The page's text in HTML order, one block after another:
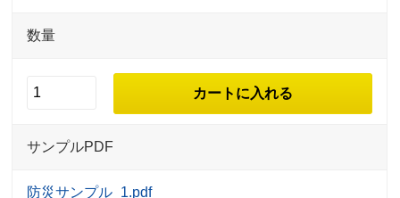
数量
サンプルPDF
防災サンプル_1.pdf